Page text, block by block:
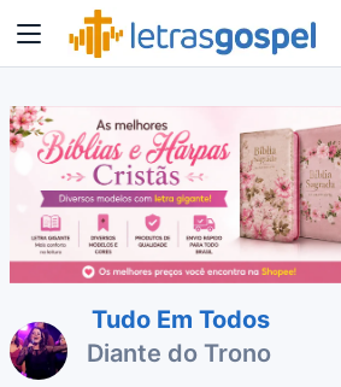
Tudo Em Todos
Diante do Trono